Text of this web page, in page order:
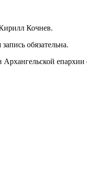
Кочнев.
обязательна.
Архангельской